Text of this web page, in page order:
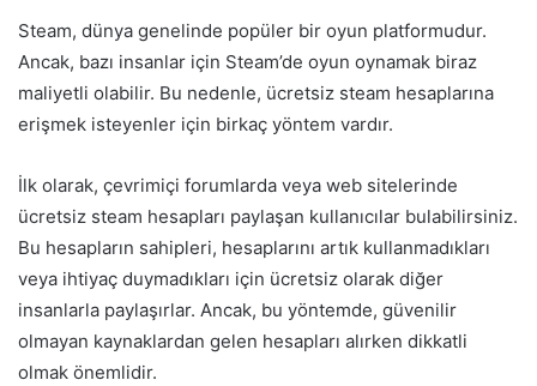
Steam, dünya genelinde popüler bir oyun platformudur.
Ancak, bazı insanlar için Steam’de oyun oynamak biraz
maliyetli olabilir. Bu nedenle, ücretsiz steam hesaplarına
erişmek isteyenler için birkaç yöntem vardır.
İlk olarak, çevrimiçi forumlarda veya web sitelerinde
ücretsiz steam hesapları paylaşan kullanıcılar bulabilirsiniz.
Bu hesapların sahipleri, hesaplarını artık kullanmadıkları
veya ihtiyaç duymadıkları için ücretsiz olarak diğer
insanlarla paylaşırlar. Ancak, bu yöntemde, güvenilir
olmayan kaynaklardan gelen hesapları alırken dikkatli
olmak önemlidir.